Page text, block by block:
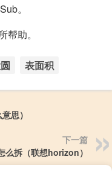
。
助。
表面积
思）
下一篇
拆（联想horizon）